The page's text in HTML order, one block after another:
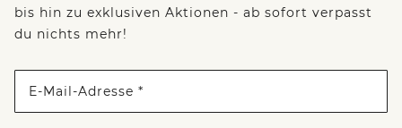
bis hin zu exklusiven Aktionen - ab sofort verpasst
du nichts mehr!
E-Mail-Adresse *